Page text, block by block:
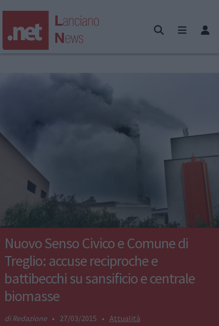
Nuovo Senso Civico e Comune di
Treglio: accuse reciproche e
battibecchi su sansificio e centrale
biomasse
Redazione • 27/03/2015 • Attualità